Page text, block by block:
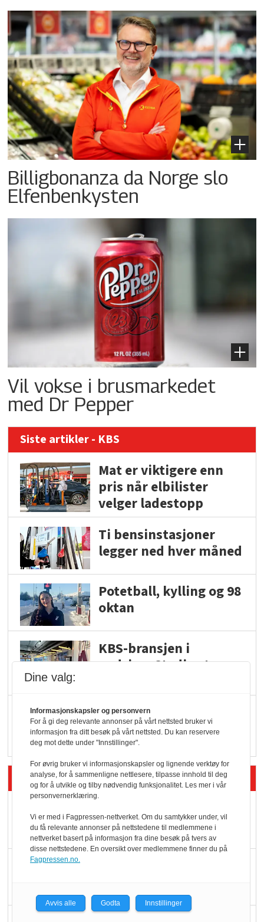
Billigbonanza da Norge slo
Elfenbenkysten
Vil vokse i brusmarkedet
med Dr Pepper
Siste artikler - KBS
Mat er viktigere enn
pris når elbilister
velger ladestopp
Ti bensinstasjoner
legger ned hver måned
Potetball, kylling og 98
oktan
KBS-bransjen i
endring: Stadig større
Vokser med ferdigmat
i dagligvare
Siste artikler - Butikk i praksis
Rema-flaggskip
dundrer videre
Dine valg:
Informasjonskapsler og personvern
For å gi deg relevante annonser på vårt nettsted bruker vi
informasjon fra ditt besøk på vårt nettsted. Du kan reservere
deg mot dette under "Innstillinger".
For øvrig bruker vi informasjonskapsler og lignende verktøy for
analyse, for å sammenligne nettlesere, tilpasse innhold til deg
og for å utvikle og tilby nødvendig funksjonalitet. Les mer i vår
personvernerklæring.
Vi er med i Fagpressen-nettverket. Om du samtykker under, vil
du få relevante annonser på nettstedene til medlemmene i
nettverket basert på informasjon fra dine besøk på tvers av
disse nettstedene. En oversikt over medlemmene finner du på
Fagpressen.no.
Avvis alle Godta Innstillinger